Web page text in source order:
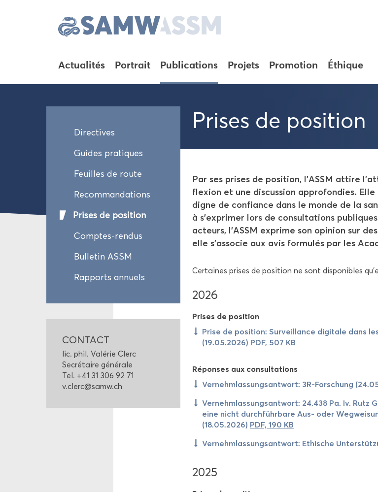
Ac­tua­li­tés Por­trait Pu­bli­ca­tions
Di­rec­tives
Guides pra­tiques
Feuilles de route
Re­com­man­da­tions
Prises de po­si­tion
Comptes-​rendus
Bul­le­tin ASSM
Rap­ports an­nuels
CONTACT
lic. phil. Va­lé­rie Clerc
Se­cré­taire gé­né­rale
Tel. +41 31 306 92 71
v.clerc@samw.ch
Pro­jets Pro­mo­tion Éthique
Prises de po­si­tion
Par ses prises de po­si­tion, l'ASSM at­tire
flexion et une dis­cus­sion ap­pro­fon­dies.
digne de confiance dans le monde de la
à s’ex­pri­mer lors de consul­ta­tions
ac­teurs, l'ASSM ex­prime son opi­nion sur
elle s'as­so­cie aux avis for­mu­lés par les
Cer­taines prises de po­si­tion ne sont dis­po­nibles
2026
Prises de po­si­tion
Prise de po­si­tion: Sur­veillance di­gi­tale dans
(19.05.2026) PDF, 507 KB
Ré­ponses aux consul­ta­tions
Ver­nehm­las­sung­sant­wort: 3R-​Forschung
Ver­nehm­las­sung­sant­wort: 24.438 Pa. Iv. Rutz
eine nicht durchführbare Aus- oder
(18.05.2026) PDF, 190 KB
Ver­nehm­las­sung­sant­wort: Ethische
2025